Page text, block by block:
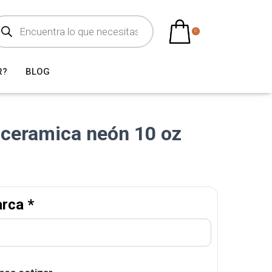
0
BLOG
neón 10 oz
*